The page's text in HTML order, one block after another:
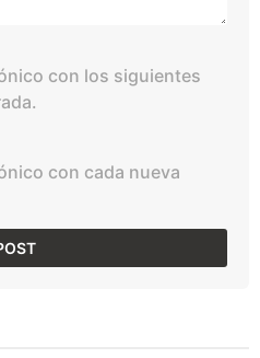
con los siguientes
con cada nueva